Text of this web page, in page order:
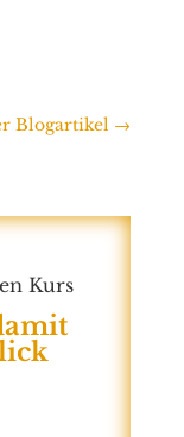
Blogartikel →
Kurs